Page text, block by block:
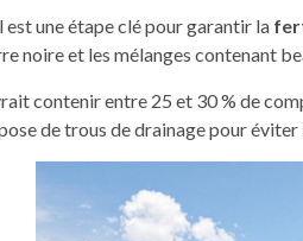
est une étape clé pour garantir la
noire et les mélanges contenant
contenir entre 25 et 30 % de
de trous de drainage pour éviter